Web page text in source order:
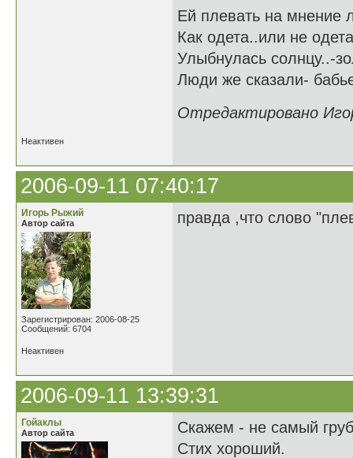
Ей плевать на мнение
Как одета..или не
Улыбнулась солнцу..-
Люди же сказали-
Отредактировано
Неактивен
2006-09-11 07:40:17
Игорь Рыжий
Автор сайта
Зарегистрирован: 2006-08-25
Сообщений: 6704
правда ,что слово
Неактивен
2006-09-11 13:39:31
Гойаклы
Автор сайта
Cкажем - не самый
Стих хороший.